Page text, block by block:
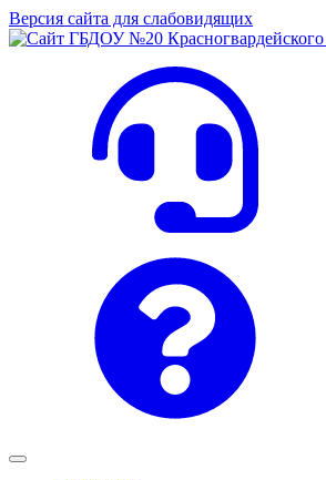
Версия сайта для слабовидящих